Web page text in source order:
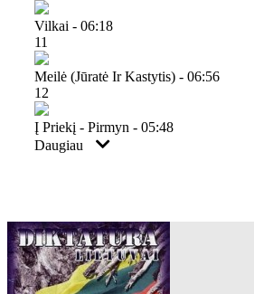
Vilkai - 06:18
11
Meilė (jūratė Ir Kastytis) - 06:56
12
Į Priekį - Pirmyn - 05:48
Daugiau